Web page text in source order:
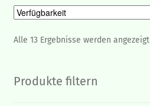
Alle 13 Ergebnisse werden angezeigt
Produkte filtern